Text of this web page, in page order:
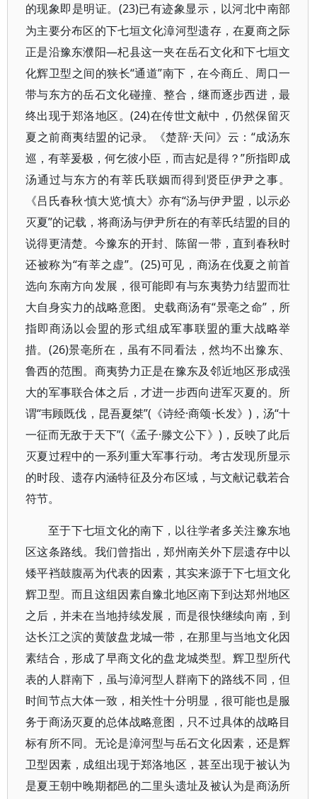
的现象即是明证。 (23)已有迹象显示，以河北中南部
为主要分布区的下七垣文化漳河型遗存，在夏商之际
正是沿豫东濮阳—杞县这一夹在岳石文化和下七垣文
化辉卫型之间的狭长“通道”南下，在今商丘、周口一
带与东方的岳石文化碰撞、整合，继而逐步西进，最
终出现于郑洛地区。(24)在传世文献中，仍然保留灭
夏之前商夷结盟的记录。《楚辞·天问》云：“成汤东
巡，有莘爰极，何乞彼小臣，而吉妃是得？”所指即成
汤通过与东方的有莘氏联姻而得到贤臣伊尹之事。
《吕氏春秋·慎大览·慎大》亦有“汤与伊尹盟，以示必
灭夏”的记载，将商汤与伊尹所在的有莘氏结盟的目的
说得更清楚。今豫东的开封、陈留一带，直到春秋时
还被称为“有莘之虚”。(25)可见，商汤在伐夏之前首
选向东南方向发展，很可能即有与东夷势力结盟而壮
大自身实力的战略意图。史载商汤有“景亳之命”，所
指即商汤以会盟的形式组成军事联盟的重大战略举
措。(26)景亳所在，虽有不同看法，然均不出豫东、
鲁西的范围。商夷势力正是在豫东及邻近地区形成强
大的军事联合体之后，才进一步西向进军灭夏的。所
谓“韦顾既伐，昆吾夏桀”(《诗经·商颂·长发》)，汤“十
一征而无敌于天下”(《孟子·滕文公下》)，反映了此后
灭夏过程中的一系列重大军事行动。考古发现所显示
的时段、遗存内涵特征及分布区域，与文献记载若合
符节。
至于下七垣文化的南下，以往学者多关注豫东地
区这条路线。我们曾指出，郑州南关外下层遗存中以
矮平裆鼓腹鬲为代表的因素，其实来源于下七垣文化
辉卫型。而且这组因素自豫北地区南下到达郑州地区
之后，并未在当地持续发展，而是很快继续向南，到
达长江之滨的黄陂盘龙城一带，在那里与当地文化因
素结合，形成了早商文化的盘龙城类型。辉卫型所代
表的人群南下，虽与漳河型人群南下的路线不同，但
时间节点大体一致，相关性十分明显，很可能也是服
务于商汤灭夏的总体战略意图，只不过具体的战略目
标有所不同。无论是漳河型与岳石文化因素，还是辉
卫型因素，成组出现于郑洛地区，甚至出现于被认为
是夏王朝中晚期都邑的二里头遗址及被认为是商汤所